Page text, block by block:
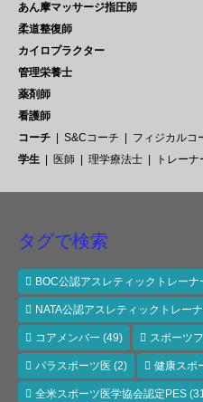
あん摩マッサージ指圧師
柔道整復師
カイロプラクター
管理栄養士
薬剤師
看護師
コーチ
S&Cコーチ
フィジカルコ
学生
医師 理学療法士 トレーナ
タグで検索
BOC公認アスレティックトレーナ
NATA公認アスレティックトレー
コアメンバー (49) スポーツ
パラスポーツ医 (2) 健康スポ
全米スポーツ医学協会認定PES